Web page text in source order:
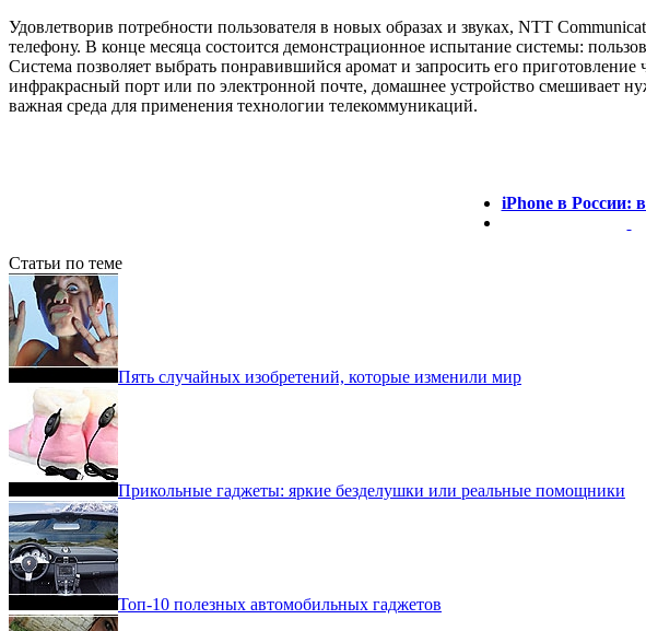
Удовлетворив потребности пользователя в новых образах и звуках, NTT
телефону. В конце месяца состоится демонстрационное испытание системы:
Система позволяет выбрать понравившийся аромат и запросить его
инфракрасный порт или по электронной почте, домашнее устройство смешивает
важная среда для применения технологии телекоммуникаций.
iPhone в России:
Статьи по теме
Пять случайных изобретений, которые изменили мир
Прикольные гаджеты: яркие безделушки или реальные помощники
Топ-10 полезных автомобильных гаджетов